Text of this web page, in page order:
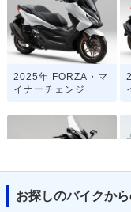
2025年 FORZA・マ
イナーチェンジ
お探しのバイクか